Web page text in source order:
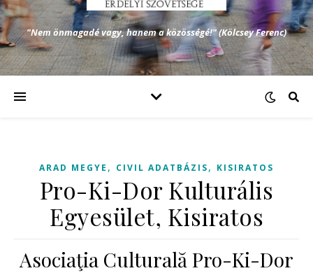
"Nem önmagadé vagy, hanem a közösségé!" (Kölcsey Ferenc)
ARAD MEGYE , CIVIL ADATBÁZIS, KISIRATOS
Pro-Ki-Dor Kulturális
Egyesület, Kisiratos
Asociaţia Culturală Pro-Ki-Dor